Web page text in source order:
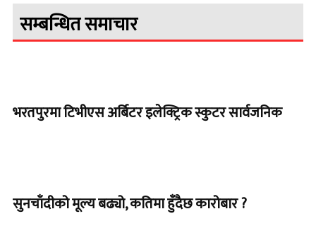
सम्बन्धित समाचार
भरतपुरमा टिभीएस अर्बिटर इलेक्ट्रिक स्कुटर सार्वजनिक
सुनचाँदीको मूल्य बढ्यो, कतिमा हुँदैछ कारोबार ?